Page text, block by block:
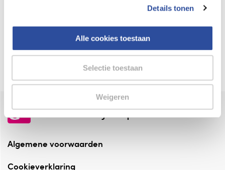
Details tonen
Alle cookies toestaan
Selectie toestaan
Weigeren
Altijd onze folder bij de hand
Check onze folders ⁠bij AlleFolders.
de vriendelijke specialist
Algemene voorwaarden
Cookieverklaring